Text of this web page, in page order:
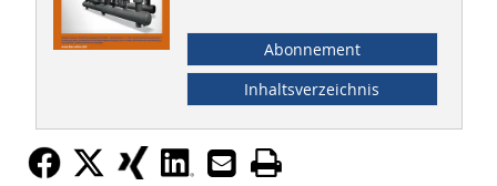
Abonnement
Inhaltsverzeichnis